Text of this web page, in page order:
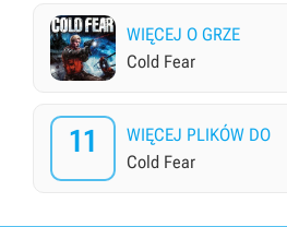
WIĘCEJ O GRZE
Cold Fear
11
WIĘCEJ PLIKÓW DO
Cold Fear